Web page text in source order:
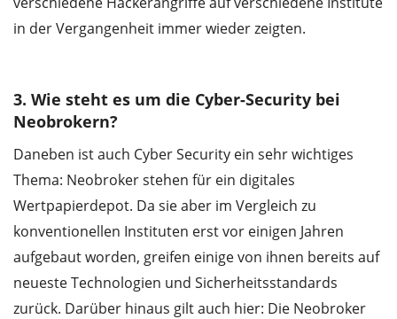
in der Vergangenheit immer wieder zeigten.
3. Wie steht es um die Cyber-Security bei
Neobrokern?
Daneben ist auch Cyber Security ein sehr wichtiges
Thema: Neobroker stehen für ein digitales
Wertpapierdepot. Da sie aber im Vergleich zu
konventionellen Instituten erst vor einigen Jahren
aufgebaut worden, greifen einige von ihnen bereits auf
neueste Technologien und Sicherheitsstandards
zurück. Darüber hinaus gilt auch hier: Die Neobroker